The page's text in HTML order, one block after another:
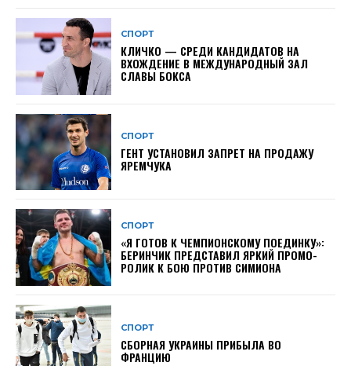
СПОРТ
КЛИЧКО — СРЕДИ КАНДИДАТОВ НА
ВХОЖДЕНИЕ В МЕЖДУНАРОДНЫЙ ЗАЛ
СЛАВЫ БОКСА
СПОРТ
ГЕНТ УСТАНОВИЛ ЗАПРЕТ НА ПРОДАЖУ
ЯРЕМЧУКА
СПОРТ
«Я ГОТОВ К ЧЕМПИОНСКОМУ ПОЕДИНКУ»:
БЕРИНЧИК ПРЕДСТАВИЛ ЯРКИЙ ПРОМО-
РОЛИК К БОЮ ПРОТИВ СИМИОНА
СПОРТ
СБОРНАЯ УКРАИНЫ ПРИБЫЛА ВО
ФРАНЦИЮ